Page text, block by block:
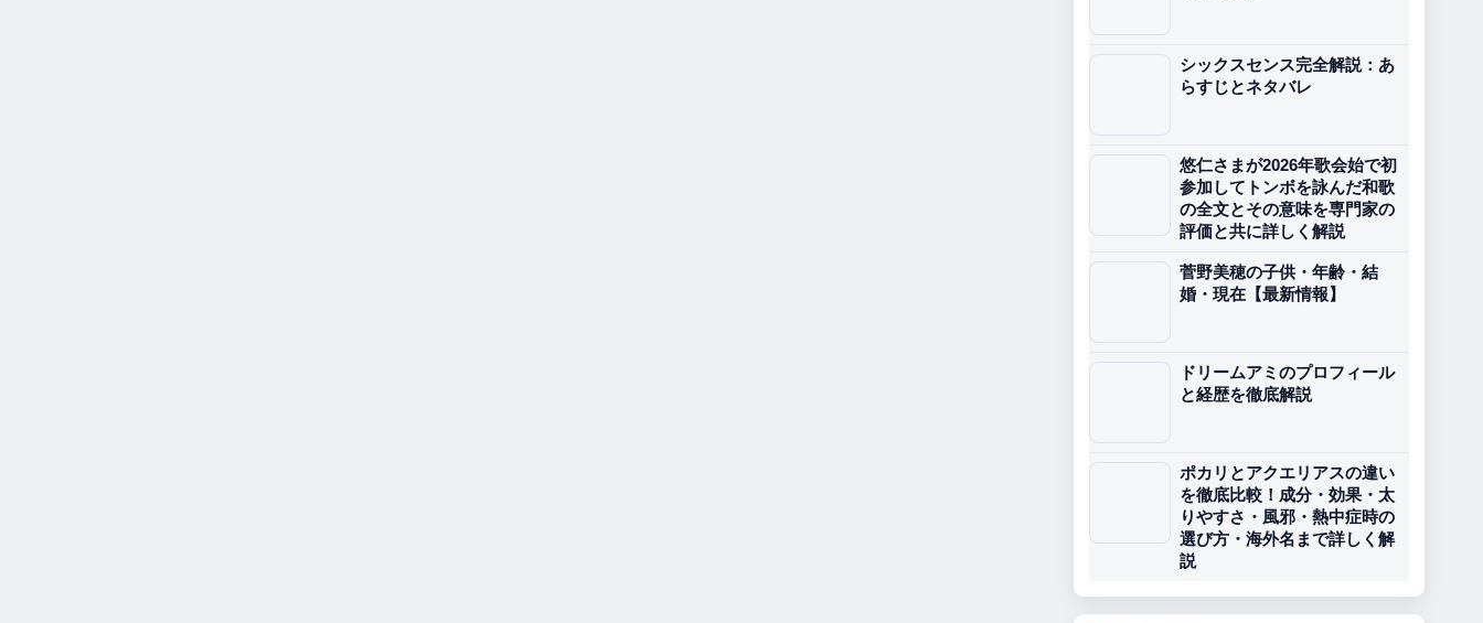
シックスセンス完全解説：あ
らすじとネタバレ
悠仁さまが2026年歌会始で初
参加してトンボを詠んだ和歌
の全文とその意味を専門家の
評価と共に詳しく解説
菅野美穂の子供・年齢・結
婚・現在【最新情報】
ドリームアミのプロフィール
と経歴を徹底解説
ポカリとアクエリアスの違い
を徹底比較！成分・効果・太
りやすさ・風邪・熱中症時の
選び方・海外名まで詳しく解
説